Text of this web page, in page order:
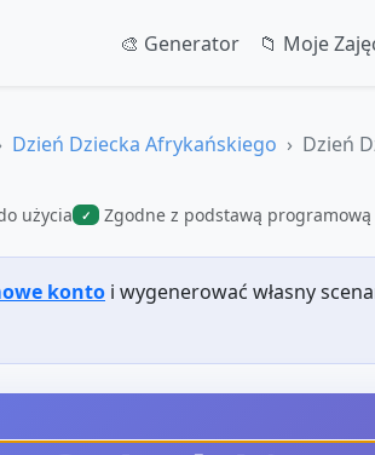
🎨 Generator 📁 Moje
Dzień Dziecka Afrykańskiego Dzień
użycia ✓ Zgodne z podstawą programową
konto i wygenerować własny